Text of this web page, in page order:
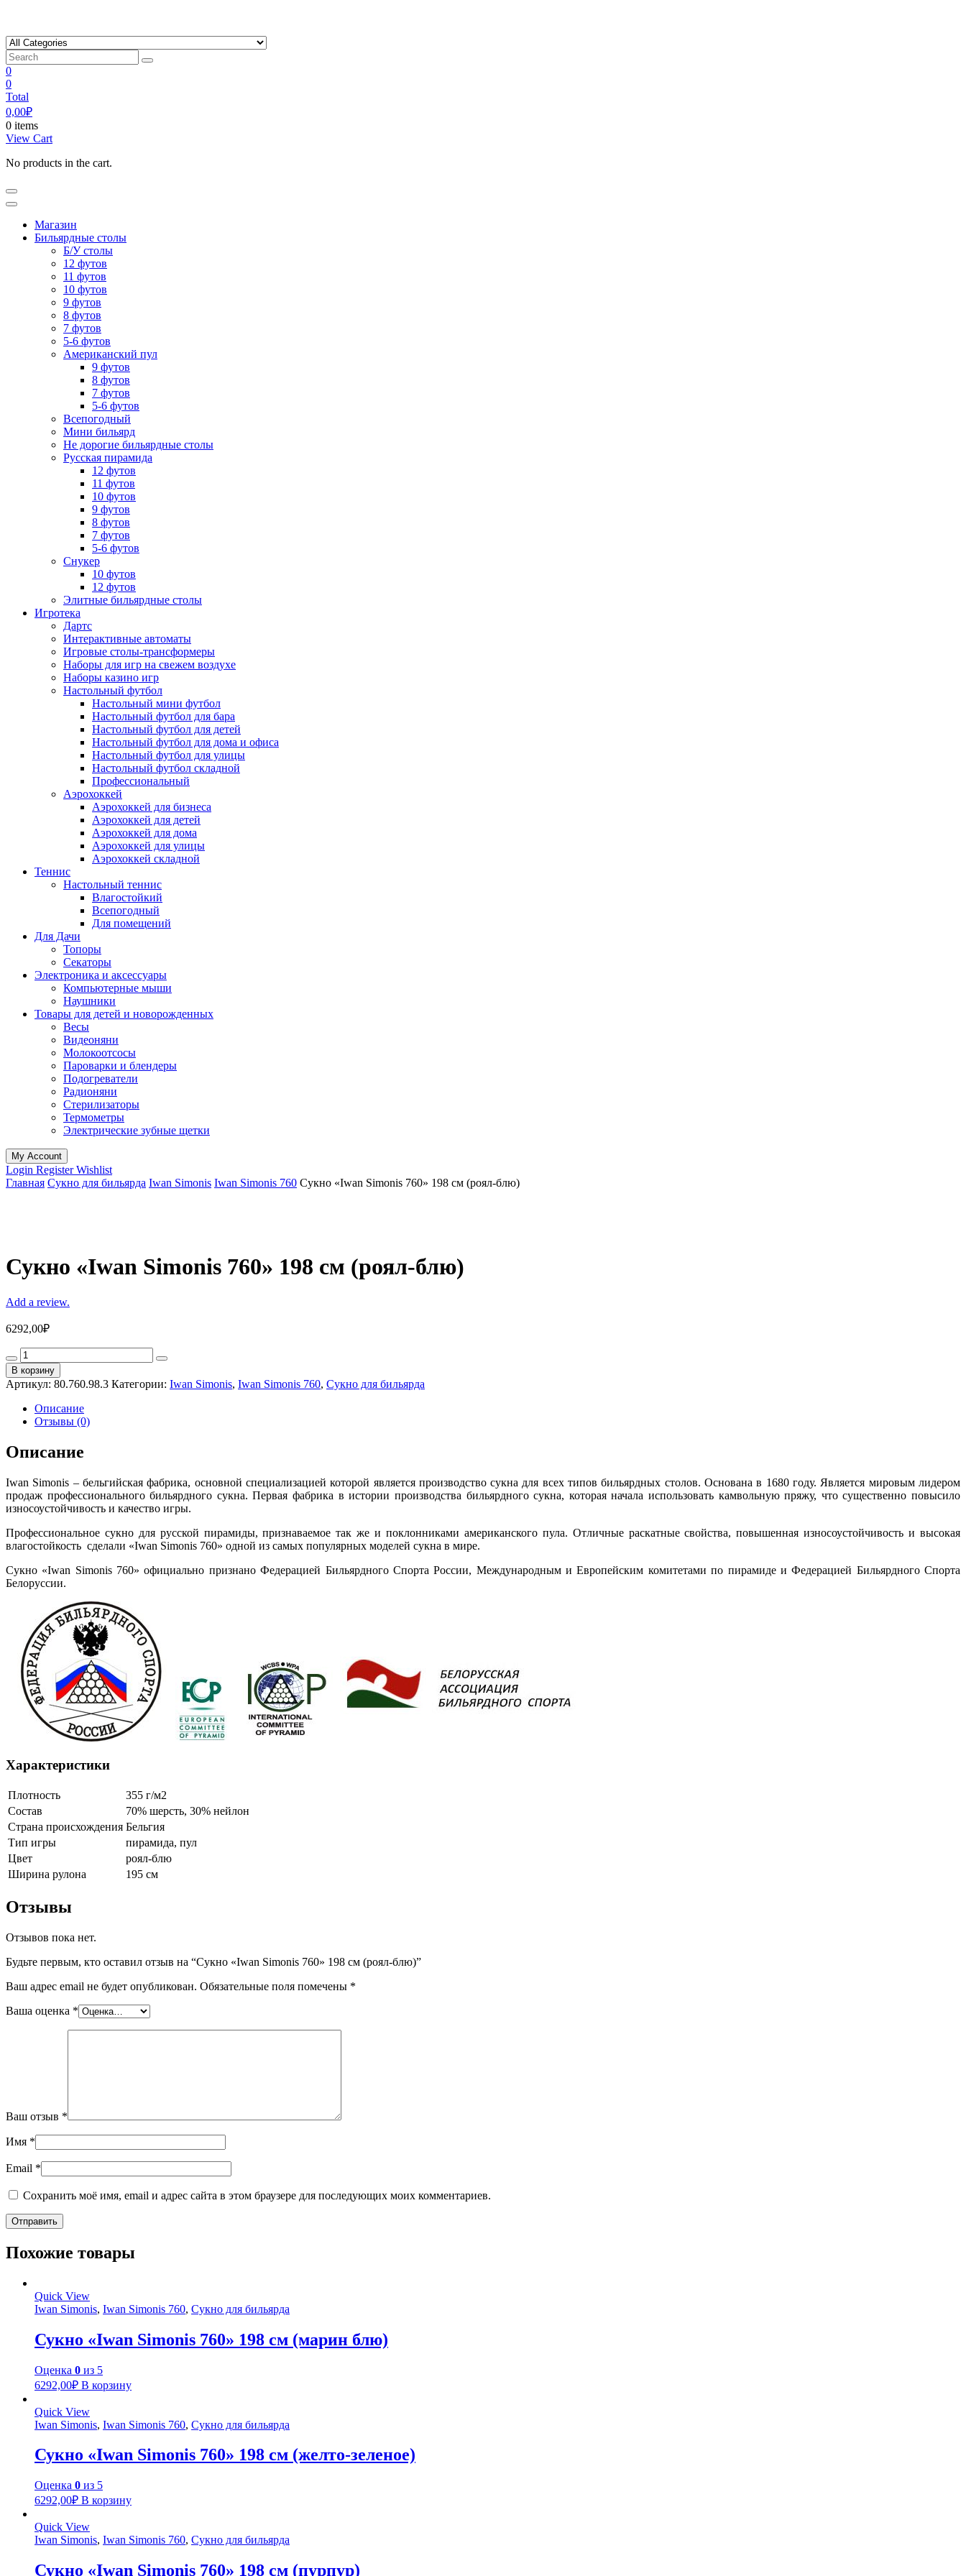
content
0
0
Total
0,00₽
0 items
View Cart
No products in the cart.
Магазин
Бильярдные столы
Б/У столы
12 футов
11 футов
10 футов
9 футов
8 футов
7 футов
5-6 футов
Американский пул
9 футов
8 футов
7 футов
5-6 футов
Всепогодный
Мини бильярд
Не дорогие бильярдные столы
Русская пирамида
12 футов
11 футов
10 футов
9 футов
8 футов
7 футов
5-6 футов
Снукер
10 футов
12 футов
Элитные бильярдные столы
Игротека
Дартс
Интерактивные автоматы
Игровые столы-трансформеры
Наборы для игр на свежем воздухе
Наборы казино игр
Настольный футбол
Настольный мини футбол
Настольный футбол для бара
Настольный футбол для детей
Настольный футбол для дома и офиса
Настольный футбол для улицы
Настольный футбол складной
Профессиональный
Аэрохоккей
Аэрохоккей для бизнеса
Аэрохоккей для детей
Аэрохоккей для дома
Аэрохоккей для улицы
Аэрохоккей складной
Теннис
Настольный теннис
Влагостойкий
Всепогодный
Для помещений
Для Дачи
Топоры
Секаторы
Электроника и аксессуары
Компьютерные мыши
Наушники
Товары для детей и новорожденных
Весы
Видеоняни
Молокоотсосы
Пароварки и блендеры
Подогреватели
Радионяни
Стерилизаторы
Термометры
Электрические зубные щетки
My Account
Login RegisterWishlist
Главная Сукно для бильярда Iwan Simonis Iwan Simonis 760 Сукно «Iwan Simonis 760» 198 см (роял-блю)
Сукно «Iwan Simonis 760» 198 см (роял-блю)
Add a review.
6292,00₽
Сукно
"Iwan
Simonis
760"
198
см
(роял-
quantity
В корзину
Артикул: 80.760.98.3 Категории: Iwan Simonis, Iwan Simonis 760, Сукно для бильярда
Описание
Отзывы (0)
Описание
Iwan Simonis – бельгийская фабрика, основной специализацией которой является производство сукна для всех типов бильярдных столов. Основана в 1680 году. Является мировым лидером
продаж профессионального бильярдного сукна. Первая фабрика в истории производства бильярдного сукна, которая начала использовать камвольную пряжу, что существенно повысило
износоустойчивость и качество игры.
Профессиональное сукно для русской пирамиды, признаваемое так же и поклонниками американского пула. Отличные раскатные свойства, повышенная износоустойчивость и высокая
влагостойкость сделали «Iwan Simonis 760» одной из самых популярных моделей сукна в мире.
Сукно «Iwan Simonis 760» официально признано Федерацией Бильярдного Спорта России, Международным и Европейским комитетами по пирамиде и Федерацией Бильярдного Спорта
Белоруссии.
Характеристики
Плотность
355 г/м2
Состав
70% шерсть, 30% нейлон
Страна происхождения Бельгия
Тип игры
пирамида, пул
Цвет
роял-блю
Ширина рулона
195 см
Отзывы
Отзывов пока нет.
Будьте первым, кто оставил отзыв на “Сукно «Iwan Simonis 760» 198 см (роял-блю)”
Ваш адрес email не будет опубликован. Обязательные поля помечены *
Ваша оценка *
Ваш отзыв *
Имя *
Email *
Сохранить моё имя, email и адрес сайта в этом браузере для последующих моих комментариев.
Похожие товары
Quick View
Iwan Simonis, Iwan Simonis 760, Сукно для бильярда
Сукно «Iwan Simonis 760» 198 см (марин блю)
Оценка 0 из 5
6292,00₽ В корзину
Quick View
Iwan Simonis, Iwan Simonis 760, Сукно для бильярда
Сукно «Iwan Simonis 760» 198 см (желто-зеленое)
Оценка 0 из 5
6292,00₽ В корзину
Quick View
Iwan Simonis, Iwan Simonis 760, Сукно для бильярда
Сукно «Iwan Simonis 760» 198 см (пурпур)